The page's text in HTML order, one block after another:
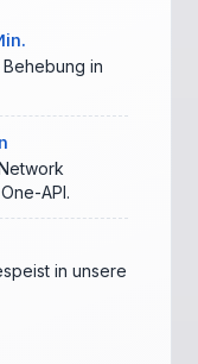
in
API.
in unsere